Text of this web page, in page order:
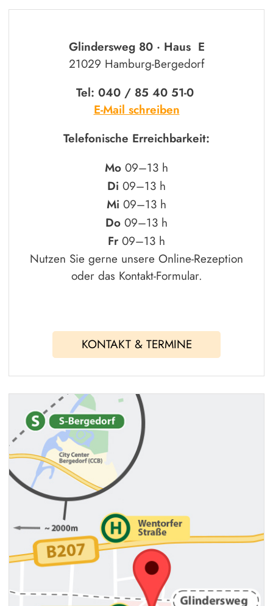
Glindersweg 80 · Haus E
21029 Hamburg-Bergedorf
Tel: 040 / 85 40 51-0
E-Mail schreiben
Telefonische Erreichbarkeit:
Mo 09–13 h
Di 09–13 h
Mi 09–13 h
Do 09–13 h
Fr 09–13 h
Nutzen Sie gerne unsere Online-Rezeption
oder das Kontakt-Formular.
KONTAKT & TERMINE